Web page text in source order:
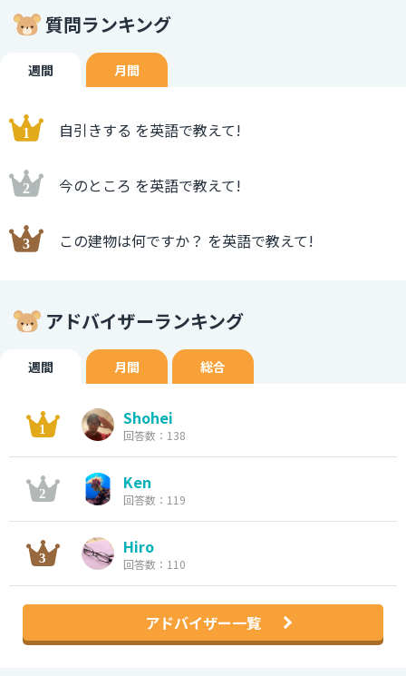
質問ランキング
週間 月間
自引きする を英語で教えて!
今のところ を英語で教えて!
この建物は何ですか？ を英語で教えて!
アドバイザーランキング
週間 月間 総合
Shohei
回答数：138
Ken
回答数：119
Hiro
回答数：110
アドバイザー一覧